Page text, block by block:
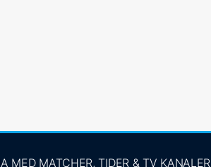
MED MATCHER, TIDER & TV KANALER